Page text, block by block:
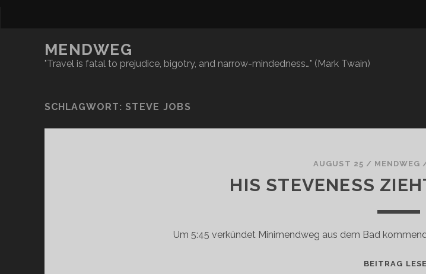
MENDWEG
"Travel is fatal to prejudice, bigotry, and narrow-mindedness…" (Mark Twain)
SCHLAGWORT:STEVE JOBS
AUGUST 25 / MENDWEG
HIS STEVENESS
Um 5:45 verkündet Minimendweg aus dem Bad
BEITRAG